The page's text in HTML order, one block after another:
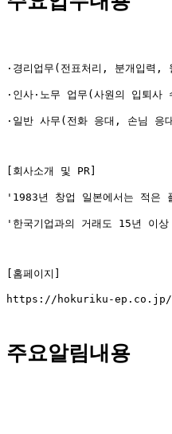
https://hokuriku-ep.co.jp/
주요알림내용